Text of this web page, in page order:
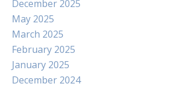
December 2025
May 2025
March 2025
February 2025
January 2025
December 2024